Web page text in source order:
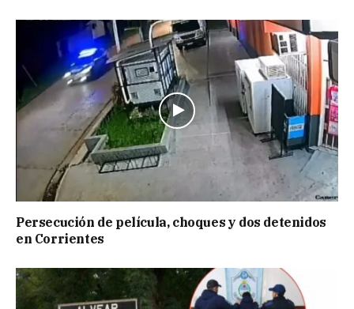
Persecución de película, choques y dos detenidos
en Corrientes